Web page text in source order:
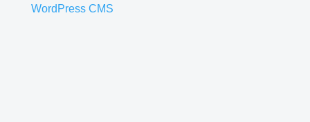
WordPress CMS